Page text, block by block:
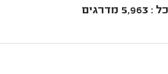
מדרגים